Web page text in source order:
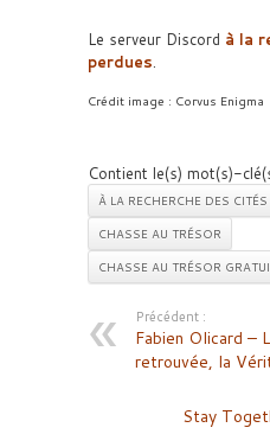
Le serveur Discord à la
perdues.
Crédit image : Corvus Enigma
Contient le(s) mot(s)-
À LA RECHERCHE DES CITÉS
CHASSE AU TRÉSOR
CHASSE AU TRÉSOR
Précédent :
Fabien Olicard –
retrouvée, la
Stay